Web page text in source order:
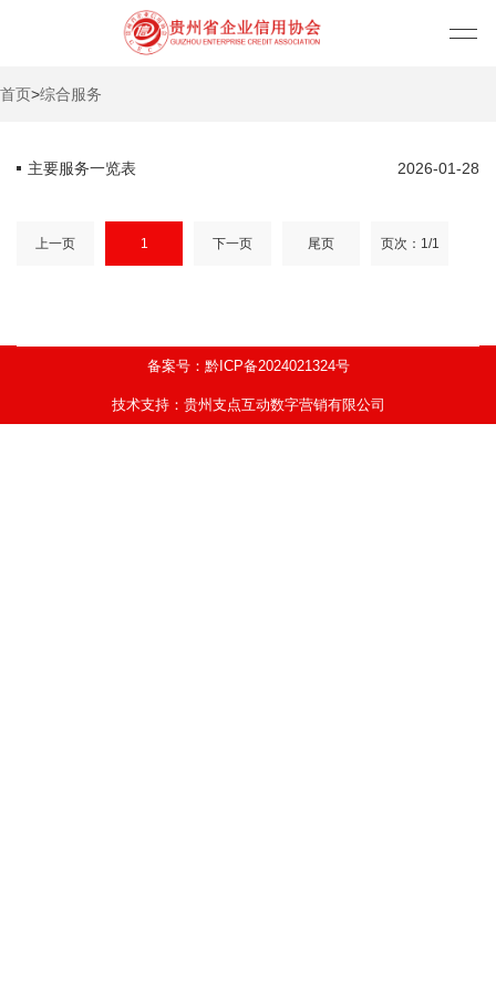
首页>综合服务
2026-01-28
主要服务一览表
上一页 1 下一页 尾页 页次：1/1
备案号：黔ICP备2024021324号
技术支持：贵州支点互动数字营销有限公司